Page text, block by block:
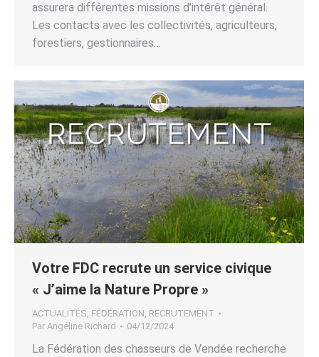
assurera différentes missions d’intérêt général.
Les contacts avec les collectivités, agriculteurs,
forestiers, gestionnaires…
Votre FDC recrute un service civique
« J’aime la Nature Propre »
ACTUALITÉS, FÉDÉRATION, RECRUTEMENT
Par Angéline Richard 04/12/2024
La Fédération des chasseurs de Vendée recherche